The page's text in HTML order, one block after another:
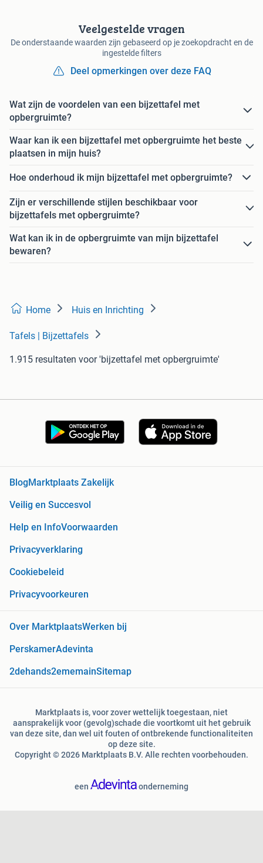
Veelgestelde vragen
De onderstaande waarden zijn gebaseerd op je zoekopdracht en de
ingestelde filters
Deel opmerkingen over deze FAQ
Wat zijn de voordelen van een bijzettafel met
opbergruimte?
Waar kan ik een bijzettafel met opbergruimte het beste
plaatsen in mijn huis?
Hoe onderhoud ik mijn bijzettafel met opbergruimte?
Zijn er verschillende stijlen beschikbaar voor
bijzettafels met opbergruimte?
Wat kan ik in de opbergruimte van mijn bijzettafel
bewaren?
Home Huis en Inrichting
Tafels | Bijzettafels
1.915 resultaten voor 'bijzettafel met opbergruimte'
BlogMarktplaats Zakelijk
Veilig en Succesvol
Help en InfoVoorwaarden
Privacyverklaring
Cookiebeleid
Privacyvoorkeuren
Over MarktplaatsWerken bij
PerskamerAdevinta
2dehands2ememainSitemap
Marktplaats is, voor zover wettelijk toegestaan, niet
aansprakelijk voor (gevolg)schade die voortkomt uit het gebruik
van deze site, dan wel uit fouten of ontbrekende functionaliteiten
op deze site.
Copyright © 2026 Marktplaats B.V. Alle rechten voorbehouden.
een onderneming